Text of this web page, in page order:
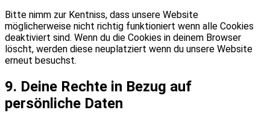
Bitte nimm zur Kentniss, dass unsere Website
möglicherweise nicht richtig funktioniert wenn alle Cookies
deaktiviert sind. Wenn du die Cookies in deinem Browser
löscht, werden diese neuplatziert wenn du unsere Website
erneut besuchst.
9. Deine Rechte in Bezug auf
persönliche Daten